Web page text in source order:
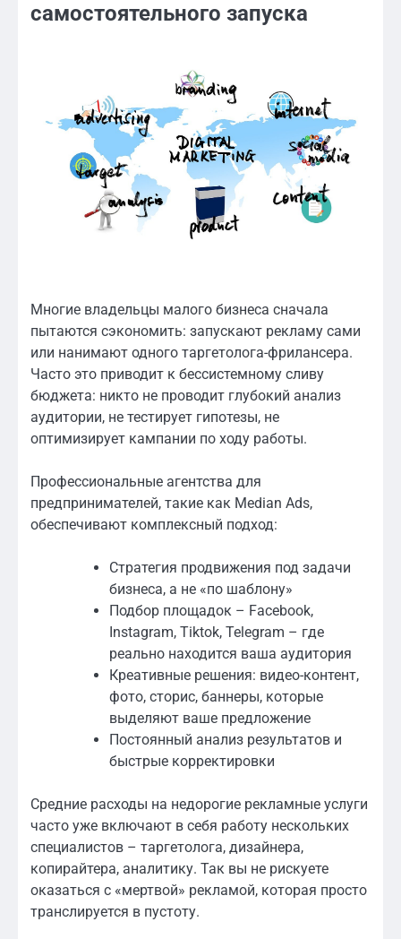
самостоятельного запуска
Многие владельцы малого бизнеса сначала
пытаются сэкономить: запускают рекламу сами
или нанимают одного таргетолога-фрилансера.
Часто это приводит к бессистемному сливу
бюджета: никто не проводит глубокий анализ
аудитории, не тестирует гипотезы, не
оптимизирует кампании по ходу работы.
Профессиональные агентства для
предпринимателей, такие как Median Ads,
обеспечивают комплексный подход:
Стратегия продвижения под задачи
бизнеса, а не «по шаблону»
Подбор площадок – Facebook,
Instagram, Tiktok, Telegram – где
реально находится ваша аудитория
Креативные решения: видео-контент,
фото, сторис, баннеры, которые
выделяют ваше предложение
Постоянный анализ результатов и
быстрые корректировки
Средние расходы на недорогие рекламные услуги
часто уже включают в себя работу нескольких
специалистов – таргетолога, дизайнера,
копирайтера, аналитику. Так вы не рискуете
оказаться с «мертвой» рекламой, которая просто
транслируется в пустоту.